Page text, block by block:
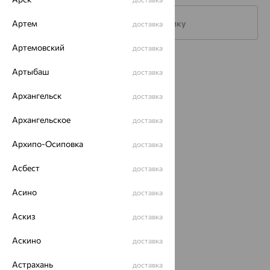
Подписаться на рассылку
ул. Зегеля, 27/2
Другие города
Заказать звонок
Артем доставка
Артемовский доставка
Артыбаш доставка
Архангельск доставка
Архангельское доставка
Архипо-Осиповка доставка
Асбест доставка
Асино доставка
Аскиз доставка
Аскино доставка
Астрахань доставка